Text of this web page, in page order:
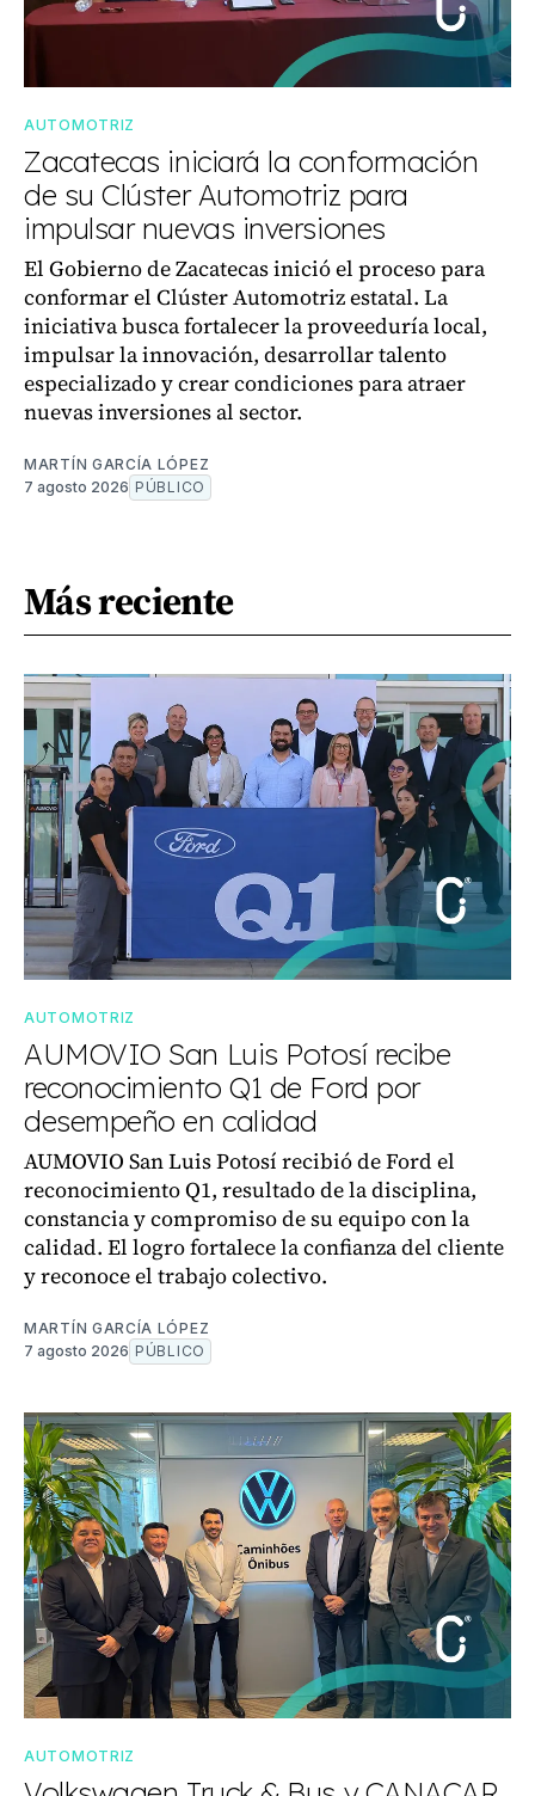
AUTOMOTRIZ
Zacatecas iniciará la conformación
de su Clúster Automotriz para
impulsar nuevas inversiones
El Gobierno de Zacatecas inició el proceso para
conformar el Clúster Automotriz estatal. La
iniciativa busca fortalecer la proveeduría local,
impulsar la innovación, desarrollar talento
especializado y crear condiciones para atraer
nuevas inversiones al sector.
MARTÍN GARCÍA LÓPEZ
7 agosto 2026 PÚBLICO
Más reciente
AUTOMOTRIZ
AUMOVIO San Luis Potosí recibe
reconocimiento Q1 de Ford por
desempeño en calidad
AUMOVIO San Luis Potosí recibió de Ford el
reconocimiento Q1, resultado de la disciplina,
constancia y compromiso de su equipo con la
calidad. El logro fortalece la confianza del cliente
y reconoce el trabajo colectivo.
MARTÍN GARCÍA LÓPEZ
7 agosto 2026 PÚBLICO
AUTOMOTRIZ